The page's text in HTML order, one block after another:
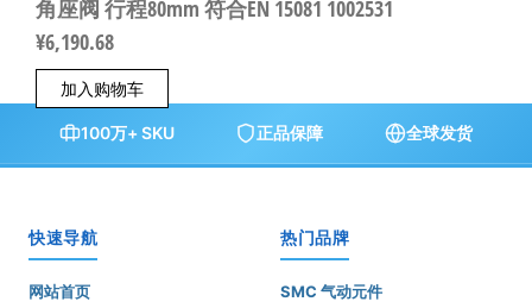
角座阀 行程80mm 符合EN 15081 1002531
¥6,190.68
加入购物车
100万+ SKU 正品保障 全球发货
快速导航
网站首页
热门品牌
SMC 气动元件